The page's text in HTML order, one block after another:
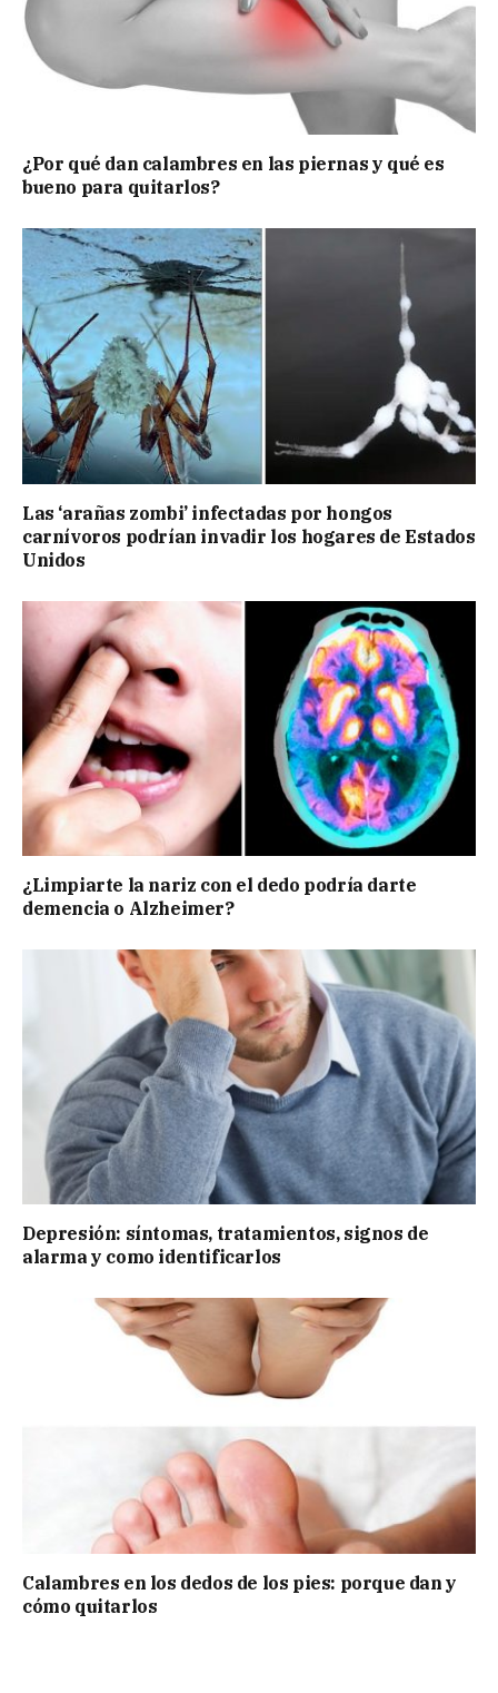
¿Por qué dan calambres en las piernas y qué es
bueno para quitarlos?
Las ‘arañas zombi’ infectadas por hongos
carnívoros podrían invadir los hogares de Estados
Unidos
¿Limpiarte la nariz con el dedo podría darte
demencia o Alzheimer?
Depresión: síntomas, tratamientos, signos de
alarma y como identificarlos
Calambres en los dedos de los pies: porque dan y
cómo quitarlos